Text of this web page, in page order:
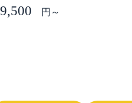
円～